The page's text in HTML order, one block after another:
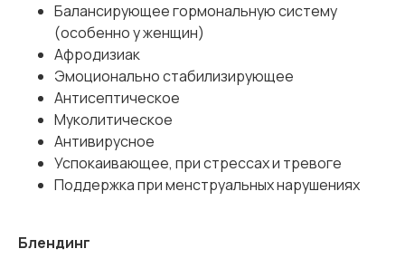
Балансирующее гормональную систему
(особенно у женщин)
Афродизиак
Эмоционально стабилизирующее
Антисептическое
Муколитическое
Антивирусное
Успокаивающее, при стрессах и тревоге
Поддержка при менструальных нарушениях
Блендинг